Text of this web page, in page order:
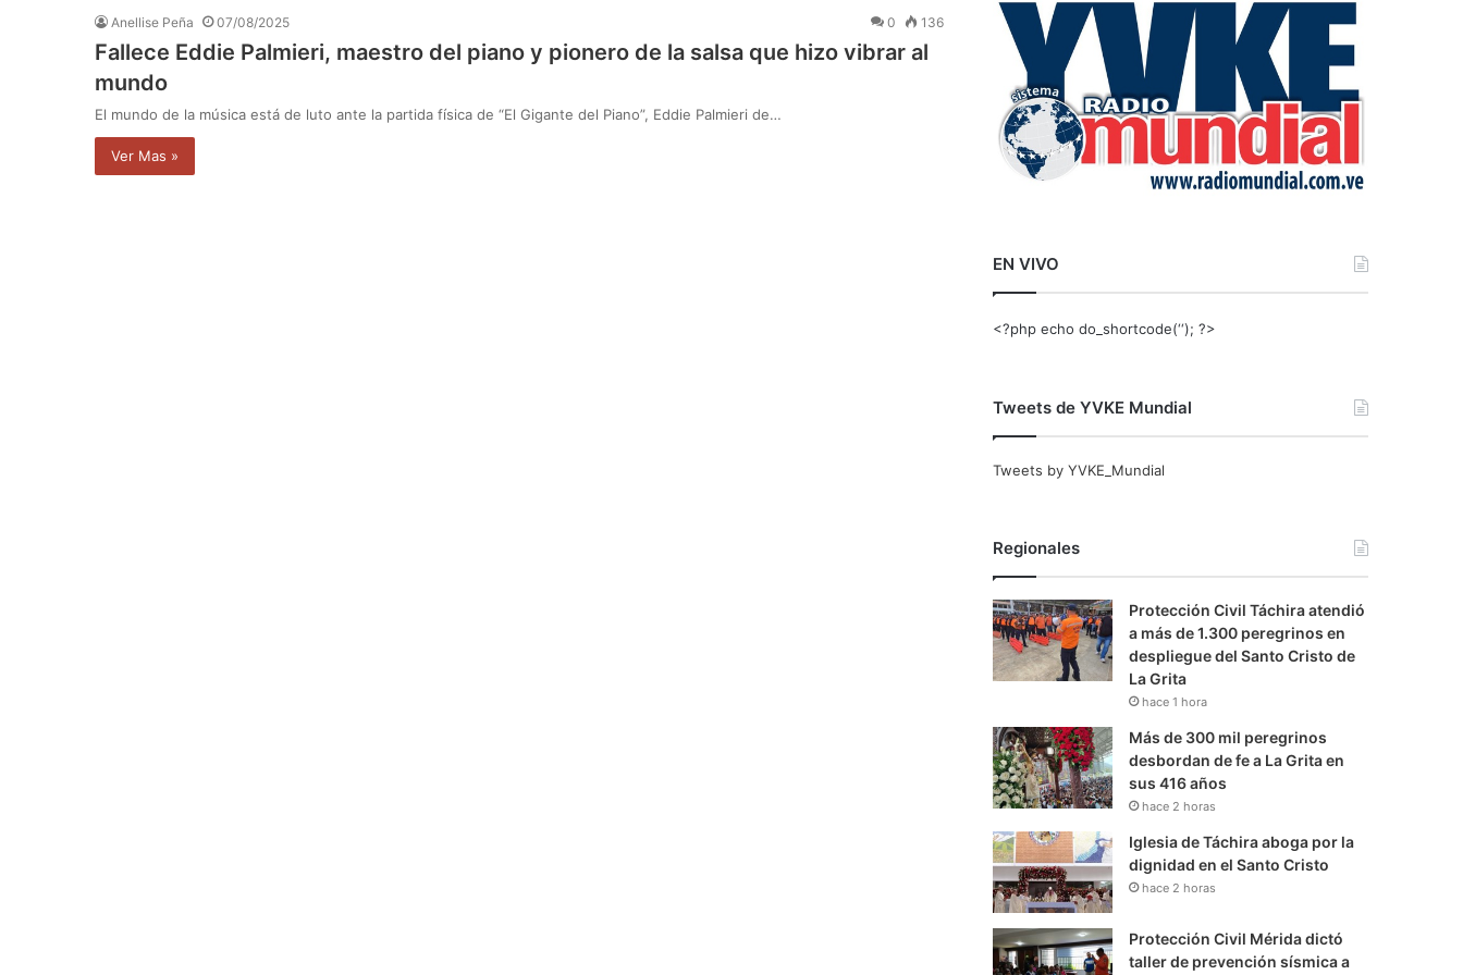
Anellise Peña 07/08/2025 0 136
Fallece Eddie Palmieri, maestro del piano y pionero de la salsa que hizo vibrar al
mundo
El mundo de la música está de luto ante la partida física de “El Gigante del Piano”, Eddie Palmieri de…
Ver Mas »
r
EN VIVO
<?php echo do_shortcode(‘‘); ?>
Tweets de YVKE Mundial
Tweets by YVKE_Mundial
Regionales
Protección Civil Táchira atendió
a más de 1.300 peregrinos en
despliegue del Santo Cristo de
La Grita
hace 1 hora
Más de 300 mil peregrinos
desbordan de fe a La Grita en
sus 416 años
hace 2 horas
Iglesia de Táchira aboga por la
dignidad en el Santo Cristo
hace 2 horas
Protección Civil Mérida dictó
taller de prevención sísmica a